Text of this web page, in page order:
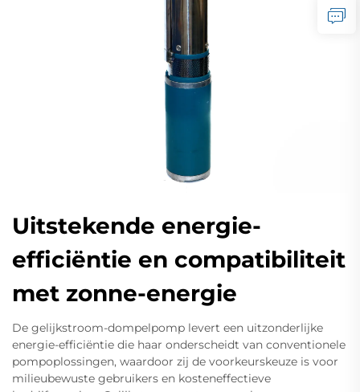
Uitstekende energie-
efficiëntie en compatibiliteit
met zonne-energie
De gelijkstroom-dompelpomp levert een uitzonderlijke
energie-efficiëntie die haar onderscheidt van conventionele
pompoplossingen, waardoor zij de voorkeurskeuze is voor
milieubewuste gebruikers en kosteneffectieve